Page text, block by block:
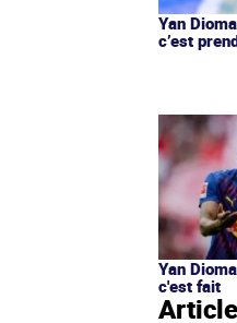
Yan
c’est
Yan
c'est fait